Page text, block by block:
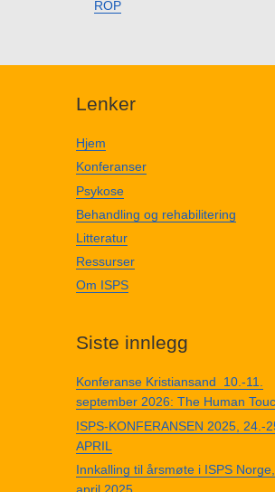
ROP
Lenker
Hjem
Konferanser
Psykose
Behandling og rehabilitering
Litteratur
Ressurser
Om ISPS
Siste innlegg
Konferanse Kristiansand 10.-11.
september 2026: The Human
ISPS-KONFERANSEN 2025, 24.-
APRIL
Innkalling til årsmøte i ISPS Norge,
april 2025